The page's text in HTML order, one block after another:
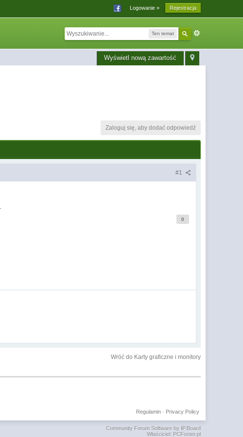
Logowanie » Rejestracja
Ten temat
Wyświetl nową zawartość
Zaloguj się, aby dodać odpowiedź
#1
0
Wróć do Karty graficzne i monitory
Privacy Policy
Regulamin·
Community Forum Software by IP.Board
Właściciel: PCFoster.pl